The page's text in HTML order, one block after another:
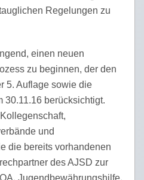
Regelungen zu
einen neuen
zu beginnen, der den
5. Auflage sowie die
30.11.16 berücksichtigt.
und
die bereits vorhandenen
des AJSD zur
Jugendbewährungshilfe,